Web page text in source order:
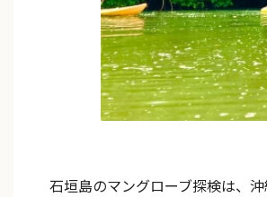
石垣島のマングローブ探検は、